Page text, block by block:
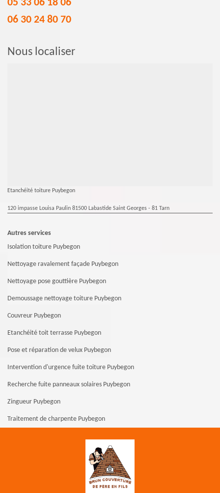
05 33 06 18 06
06 30 24 80 70
Nous localiser
Etanchéité toiture Puybegon
120 impasse Louisa Paulin 81500 Labastide Saint Georges - 81 Tarn
Autres services
Isolation toiture Puybegon
Nettoyage ravalement façade Puybegon
Nettoyage pose gouttière Puybegon
Demoussage nettoyage toiture Puybegon
Couvreur Puybegon
Etanchéité toit terrasse Puybegon
Pose et réparation de velux Puybegon
Intervention d'urgence fuite toiture Puybegon
Recherche fuite panneaux solaires Puybegon
Zingueur Puybegon
Traitement de charpente Puybegon